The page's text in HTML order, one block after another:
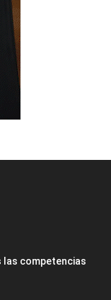
las competencias